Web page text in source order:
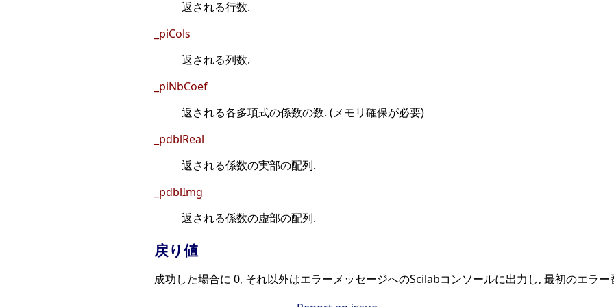
返される行数.
_piCols
返される列数.
_piNbCoef
返される各多項式の係数の数. (メモリ確保が必要)
_pdblReal
返される係数の実部の配列.
_pdblImg
返される係数の虚部の配列.
戻り値
成功した場合に 0, それ以外はエラーメッセージへのScilabコンソールに出力し, 最初のエラー